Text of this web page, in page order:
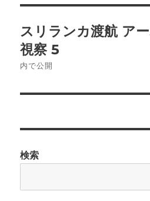
稿
ナ
ビ
シ
ョ
スリランカ渡航 ア
視察 5
内で公開
検索